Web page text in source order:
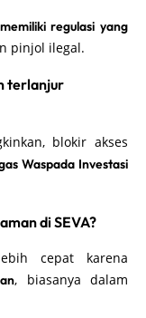
regulasi yang
pinjol ilegal.
terlanjur
blokir akses
Waspada Investasi
di SEVA?
cepat karena
, biasanya dalam